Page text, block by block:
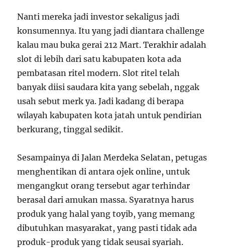
Nanti mereka jadi investor sekaligus jadi
konsumennya. Itu yang jadi diantara challenge
kalau mau buka gerai 212 Mart. Terakhir adalah
slot di lebih dari satu kabupaten kota ada
pembatasan ritel modern. Slot ritel telah
banyak diisi saudara kita yang sebelah, nggak
usah sebut merk ya. Jadi kadang di berapa
wilayah kabupaten kota jatah untuk pendirian
berkurang, tinggal sedikit.
Sesampainya di Jalan Merdeka Selatan, petugas
menghentikan di antara ojek online, untuk
mengangkut orang tersebut agar terhindar
berasal dari amukan massa. Syaratnya harus
produk yang halal yang toyib, yang memang
dibutuhkan masyarakat, yang pasti tidak ada
produk-produk yang tidak seusai syariah.